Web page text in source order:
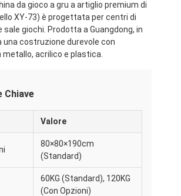
da gioco a gru a artiglio premium di
XY-73) è progettata per centri di
giochi. Prodotta a Guangdong, in
una costruzione durevole con
acrilico e plastica.
Chiave
Valore
80×80×190cm
(Standard)
60KG (Standard), 120KG
(Con Opzioni)